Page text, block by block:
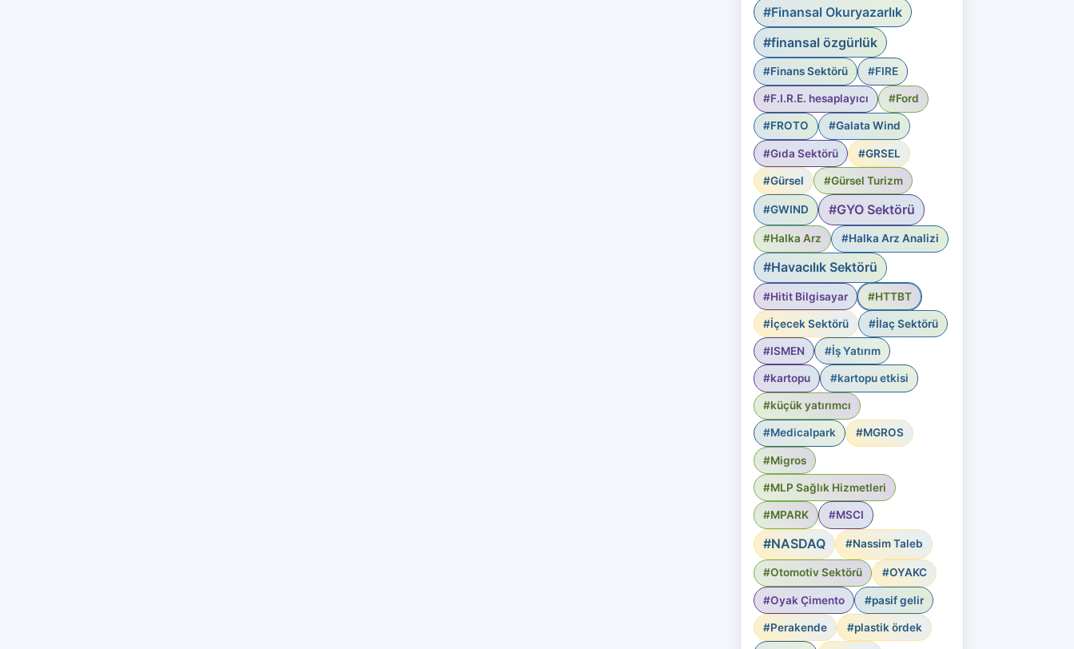
#Finansal Okuryazarlık
#finansal özgürlük
#Finans Sektörü #FIRE
#F.I.R.E. hesaplayıcı #Ford
#FROTO #Galata Wind
#Gıda Sektörü #GRSEL
#Gürsel #Gürsel Turizm
#GWIND #GYO Sektörü
#Halka Arz #Halka Arz Analizi
#Havacılık Sektörü
#Hitit Bilgisayar #HTTBT
#İçecek Sektörü #İlaç Sektörü
#ISMEN #İş Yatırım
#kartopu #kartopu etkisi
#küçük yatırımcı
#Medicalpark #MGROS
#Migros
#MLP Sağlık Hizmetleri
#MPARK #MSCI
#NASDAQ #Nassim Taleb
#Otomotiv Sektörü #OYAKC
#Oyak Çimento #pasif gelir
#Perakende #plastik ördek